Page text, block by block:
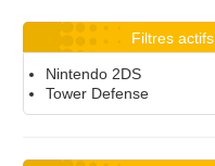
Filtres actifs
Nintendo 2DS
Tower Defense